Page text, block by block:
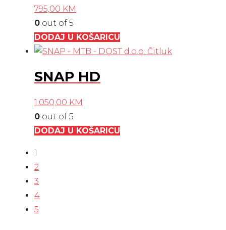
795,00 KM
0 out of 5
DODAJ U KOŠARICU
SNAP HD
1.050,00 KM
0 out of 5
DODAJ U KOŠARICU
1
2
3
4
5